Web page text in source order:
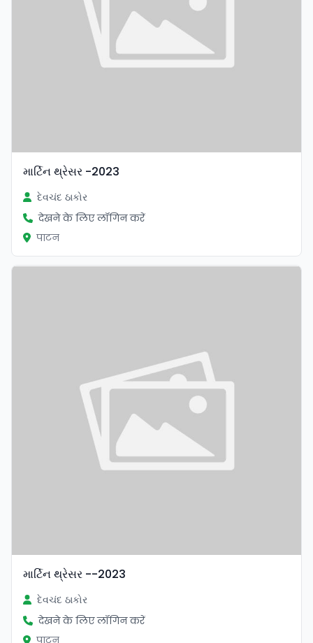
માર્ટિન થ્રેસર -2023
દેવચંદ ઠાકોર
देखने के लिए लॉगिन करें
पाटन
માર્ટિન થ્રેસર --2023
દેવચંદ ઠાકોર
देखने के लिए लॉगिन करें